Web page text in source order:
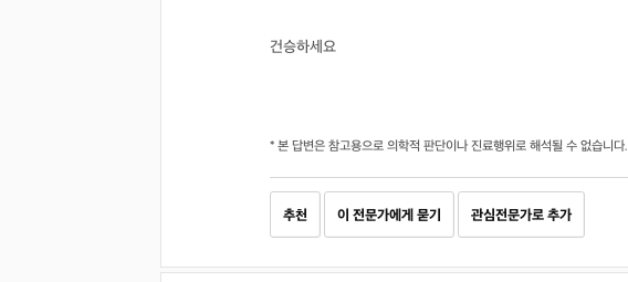
건승하세요
* 본 답변은 참고용으로 의학적 판단이나 진료행위로 해석될 수 없습니다.
추천 이 전문가에게 묻기 관심전문가로 추가